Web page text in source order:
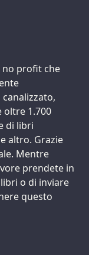
no profit che
oltre 1.700
di libri
altro. Grazie
Mentre
prendete in
o di inviare
questo